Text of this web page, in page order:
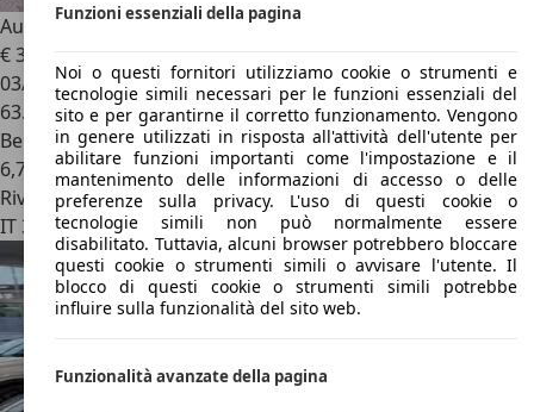
Audi TTSTTS Coupe 2.0 tfsi quattro s-tronic 4X4
€ 34.500
03/2018
63.857 km
Benzina
6,7 l/100 km (comb.)
Rivenditore
IT 36022Cassola - Vicenza
Funzioni essenziali della pagina
Noi o questi fornitori utilizziamo cookie o strumenti e
tecnologie simili necessari per le funzioni essenziali del
sito e per garantirne il corretto funzionamento. Vengono
in genere utilizzati in risposta all'attività dell'utente per
abilitare funzioni importanti come l'impostazione e il
mantenimento delle informazioni di accesso o delle
preferenze sulla privacy. L'uso di questi cookie o
tecnologie simili non può normalmente essere
disabilitato. Tuttavia, alcuni browser potrebbero bloccare
questi cookie o strumenti simili o avvisare l'utente. Il
blocco di questi cookie o strumenti simili potrebbe
influire sulla funzionalità del sito web.
Funzionalità avanzate della pagina